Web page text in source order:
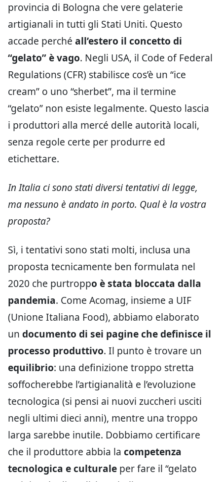
provincia di Bologna che vere gelaterie
artigianali in tutti gli Stati Uniti. Questo
accade perché all’estero il concetto di
“gelato” è vago. Negli USA, il Code of Federal
Regulations (CFR) stabilisce cos’è un “ice
cream” o uno “sherbet”, ma il termine
“gelato” non esiste legalmente. Questo lascia
i produttori alla mercé delle autorità locali,
senza regole certe per produrre ed
etichettare.
In Italia ci sono stati diversi tentativi di legge,
ma nessuno è andato in porto. Qual è la vostra
proposta?
Sì, i tentativi sono stati molti, inclusa una
proposta tecnicamente ben formulata nel
2020 che purtroppo è stata bloccata dalla
pandemia. Come Acomag, insieme a UIF
(Unione Italiana Food), abbiamo elaborato
un documento di sei pagine che definisce il
processo produttivo. Il punto è trovare un
equilibrio: una definizione troppo stretta
soffocherebbe l’artigianalità e l’evoluzione
tecnologica (si pensi ai nuovi zuccheri usciti
negli ultimi dieci anni), mentre una troppo
larga sarebbe inutile. Dobbiamo certificare
che il produttore abbia la competenza
tecnologica e culturale per fare il “gelato